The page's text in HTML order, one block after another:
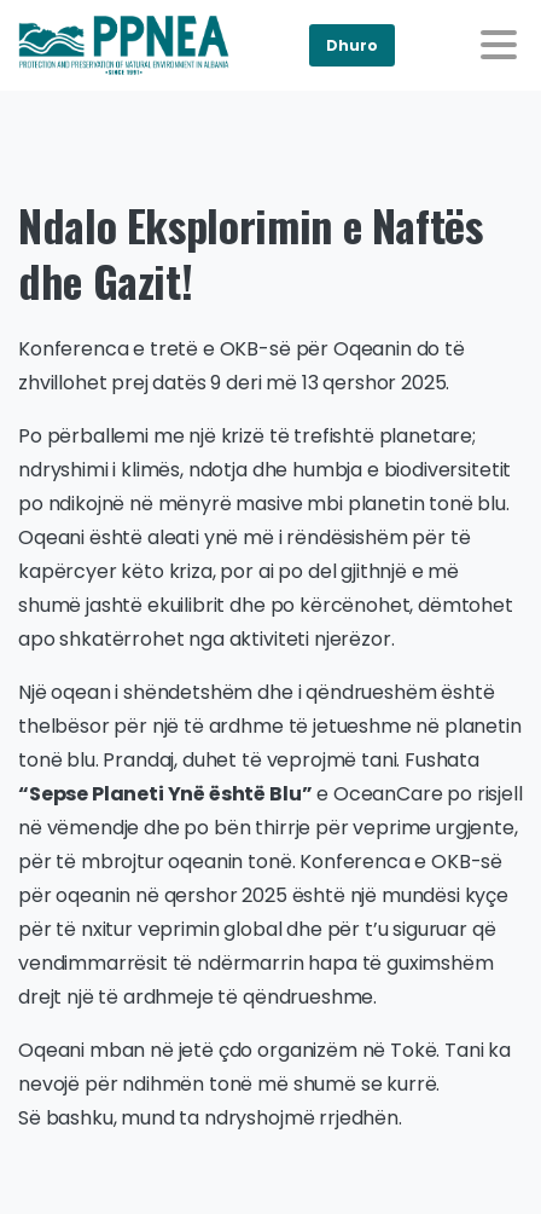
Dhuro
Ndalo Eksplorimin e Naftës
dhe Gazit!
Konferenca e tretë e OKB-së për Oqeanin do të
zhvillohet prej datës 9 deri më 13 qershor 2025.
Po përballemi me një krizë të trefishtë planetare;
ndryshimi i klimës, ndotja dhe humbja e biodiversitetit
po ndikojnë në mënyrë masive mbi planetin tonë blu.
Oqeani është aleati ynë më i rëndësishëm për të
kapërcyer këto kriza, por ai po del gjithnjë e më
shumë jashtë ekuilibrit dhe po kërcënohet, dëmtohet
apo shkatërrohet nga aktiviteti njerëzor.
Një oqean i shëndetshëm dhe i qëndrueshëm është
thelbësor për një të ardhme të jetueshme në planetin
tonë blu. Prandaj, duhet të veprojmë tani. Fushata
“Sepse Planeti Ynë është Blu”e OceanCare po risjell
në vëmendje dhe po bën thirrje për veprime urgjente,
për të mbrojtur oqeanin tonë. Konferenca e OKB-së
për oqeanin në qershor 2025 është një mundësi kyçe
për të nxitur veprimin global dhe për t’u siguruar që
vendimmarrësit të ndërmarrin hapa të guximshëm
drejt një të ardhmeje të qëndrueshme.
Oqeani mban në jetë çdo organizëm në Tokë. Tani ka
nevojë për ndihmën tonë më shumë se kurrë.
Së bashku, mund ta ndryshojmë rrjedhën.